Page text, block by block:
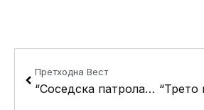
Претходна Вест
“Соседска патрола” низ општина Кисела Вода